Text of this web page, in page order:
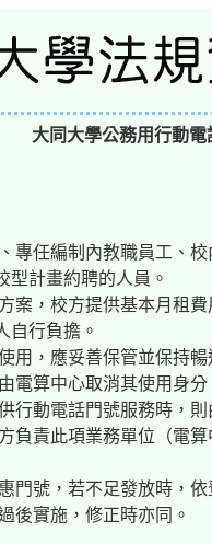
大同大學公務用行動電
專任編制內教職員工、
型計畫約聘的人員。
案，校方提供基本月租
自行負擔。
用，應妥善保管並保持暢
電算中心取消其使用身分
行動電話門號服務時，
負責此項業務單位（電
門號，若不足發放時，依
後實施，修正時亦同。